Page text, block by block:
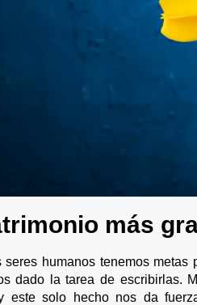
más
seres humanos tenemos
dado la tarea de escribirlas.
este solo hecho nos da